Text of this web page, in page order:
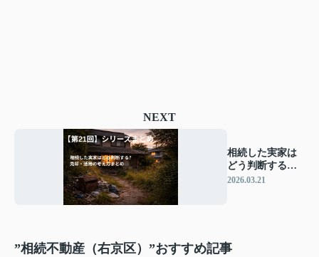
NEXT
相続した実家は
どう判断する？
売却・活用の考
2026.03.21
”相続不動産（右京区）”おすすめ記事